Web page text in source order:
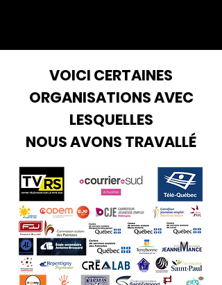
VOICI CERTAINES
ORGANISATIONS AVEC
LESQUELLES
NOUS AVONS TRAVALLÉ